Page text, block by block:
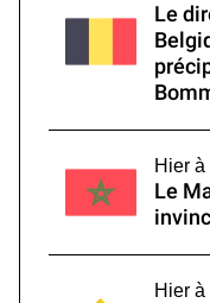
Le
Hier
Le
Hier